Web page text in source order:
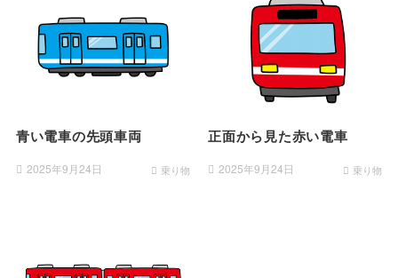
青い電車の先頭車両
2025年9月24日 乗り物
正面から見た赤い電車
2025年9月24日 乗り物